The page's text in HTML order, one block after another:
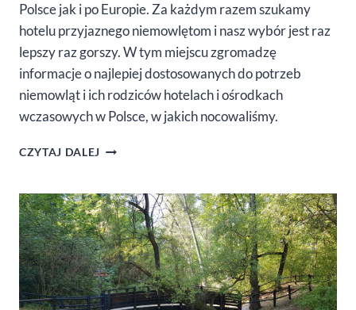
Polsce jak i po Europie. Za każdym razem szukamy
hotelu przyjaznego niemowlętom i nasz wybór jest raz
lepszy raz gorszy. W tym miejscu zgromadzę
informacje o najlepiej dostosowanych do potrzeb
niemowląt i ich rodziców hotelach i ośrodkach
wczasowych w Polsce, w jakich nocowaliśmy.
CZYTAJ DALEJ POLSKIE
HOTELE
PRZYJAZNE
NIEMOWLĘTOM